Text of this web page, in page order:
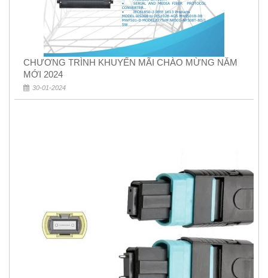
CHƯƠNG TRÌNH KHUYẾN MÃI CHÀO MỪNG NĂM
MỚI 2024
30-01-2024